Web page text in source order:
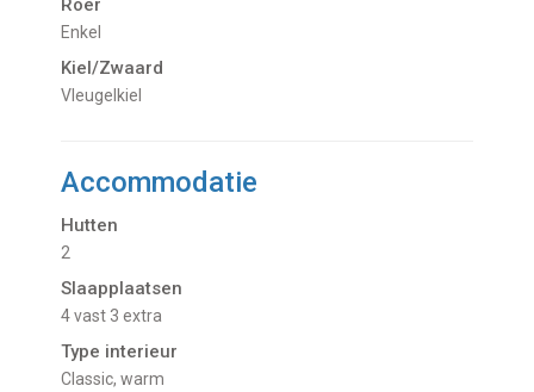
Roer
Enkel
Kiel/Zwaard
Vleugelkiel
Accommodatie
Hutten
2
Slaapplaatsen
4 vast 3 extra
Type interieur
Classic, warm